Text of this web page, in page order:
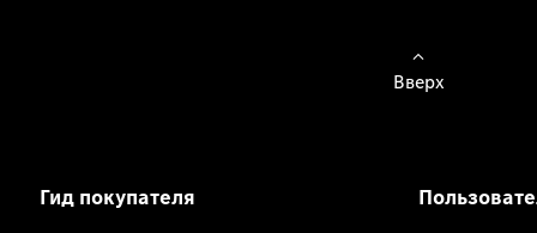
Вверх
Гид покупателя